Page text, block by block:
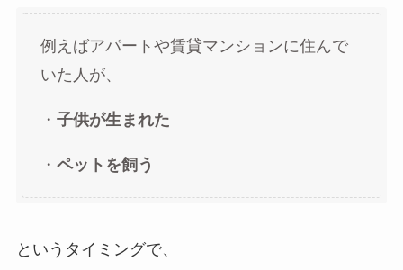
例えばアパートや賃貸マンションに住んで
いた人が、
・ 子供が生まれた
・ ペットを飼う
というタイミングで、